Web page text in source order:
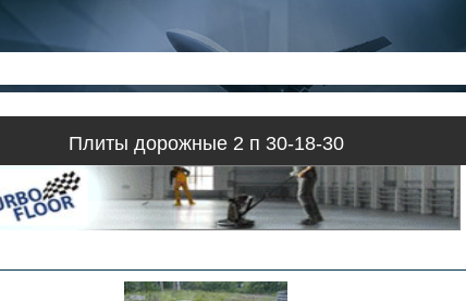
Плиты дорожные 2 п 30-18-30